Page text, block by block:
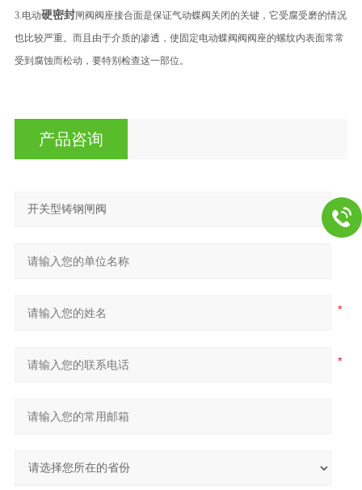
3.电动硬密封闸阀阀座接合面是保证气动蝶阀关闭的关键，它受腐受磨的情况
也比较严重。而且由于介质的渗透，使固定电动蝶阀阀阀座的螺纹内表面常常
受到腐蚀而松动，要特别检查这一部位。
产品咨询